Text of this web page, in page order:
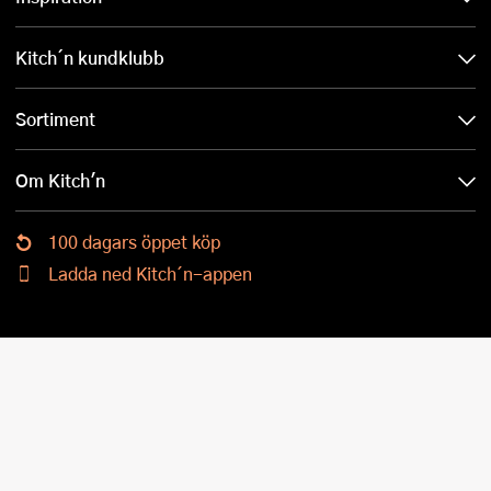
Kitch´n kundklubb
Sortiment
Om Kitch'n
100 dagars öppet köp
Ladda ned Kitch´n-appen